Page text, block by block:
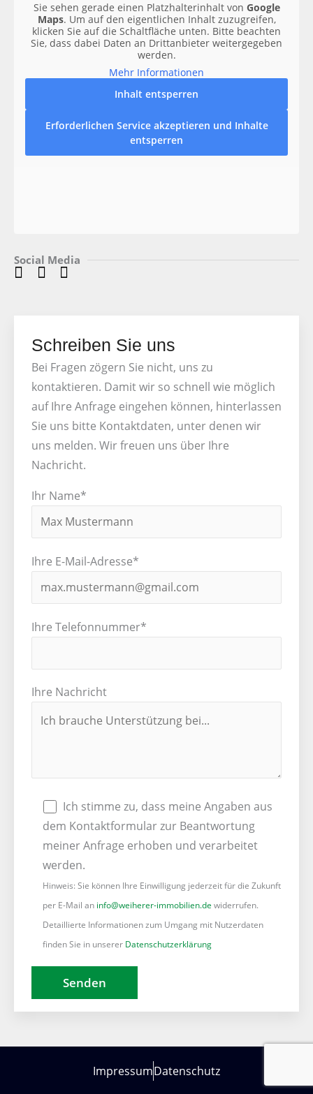
Sie sehen gerade einen Platzhalterinhalt von Google
Maps. Um auf den eigentlichen Inhalt zuzugreifen,
klicken Sie auf die Schaltfläche unten. Bitte beachten
Sie, dass dabei Daten an Drittanbieter weitergegeben
werden.
Mehr Informationen
Inhalt entsperren
Erforderlichen Service akzeptieren und Inhalte
entsperren
Social Media
Schreiben Sie uns
Bei Fragen zögern Sie nicht, uns zu
kontaktieren. Damit wir so schnell wie möglich
auf Ihre Anfrage eingehen können, hinterlassen
Sie uns bitte Kontaktdaten, unter denen wir
uns melden. Wir freuen uns über Ihre
Nachricht.
Ihr Name*
Ihre E-Mail-Adresse*
Ihre Telefonnummer*
Ihre Nachricht
Ich stimme zu, dass meine Angaben aus
dem Kontaktformular zur Beantwortung
meiner Anfrage erhoben und verarbeitet
werden.
Hinweis: Sie können Ihre Einwilligung jederzeit für die Zukunft
per E-Mail an info@weiherer-immobilien.de widerrufen.
Detaillierte Informationen zum Umgang mit Nutzerdaten
finden Sie in unserer Datenschutzerklärung
ImpressumDatenschutz